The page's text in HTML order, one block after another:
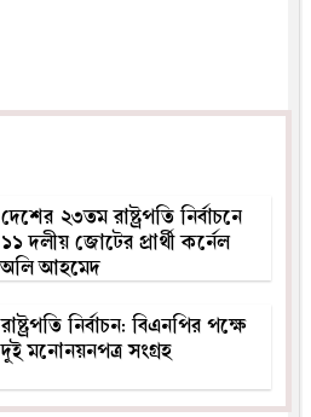
দেশের ২৩তম রাষ্ট্রপতি নির্বাচনে
১১ দলীয় জোটের প্রার্থী কর্নেল
অলি আহমেদ
রাষ্ট্রপতি নির্বাচন: বিএনপির পক্ষে
দুই মনোনয়নপত্র সংগ্রহ